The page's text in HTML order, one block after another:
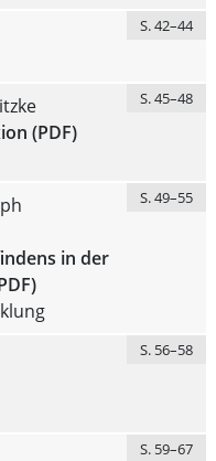
S. 42–44
S. 45–48
(PDF)
S. 49–55
in der
S. 56–58
S. 59–67